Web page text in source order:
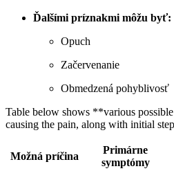
Ďalšími príznakmi môžu byť:
Opuch
Začervenanie
Obmedzená pohyblivosť
Table below shows **various
causing the pain, along with initial
Možná príčina
Primárne
symptómy